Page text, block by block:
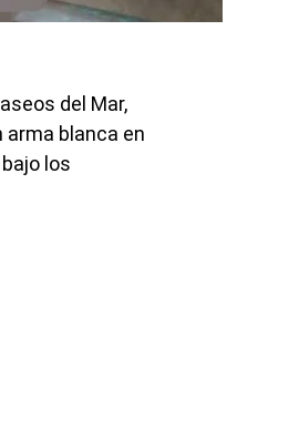
del Mar,
blanca en
los